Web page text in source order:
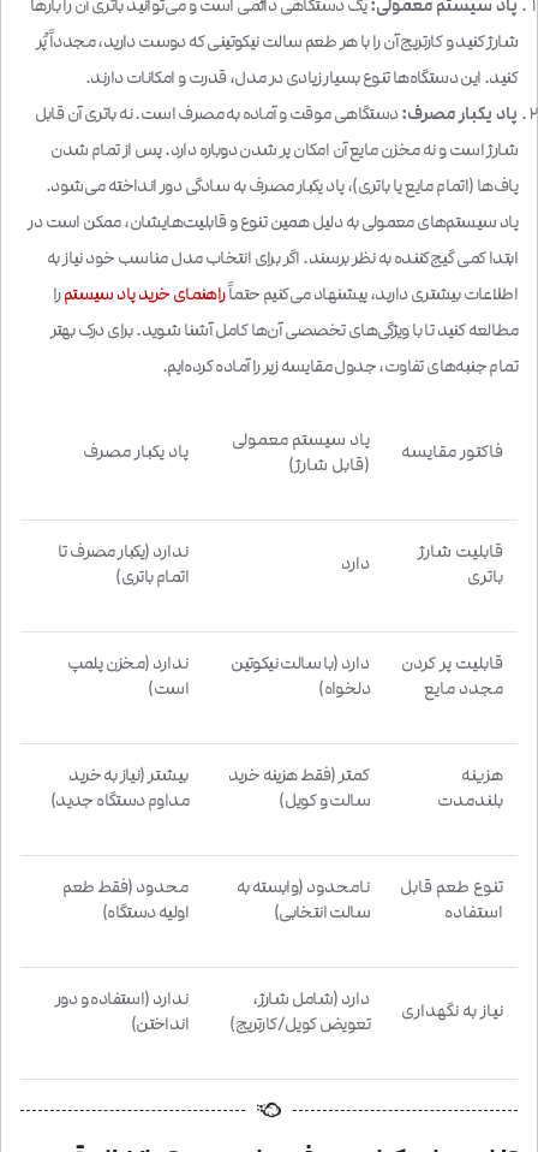
پاد سیستم معمولی:یک دستگاهی دائمی است و می‌توانید باتری آن را بارها
شارژ کنید و کارتریج آن را با هر طعم سالت نیکوتینی که دوست دارید، مجدداً پُر
کنید. این دستگاه‌ها تنوع بسیار زیادی در مدل، قدرت و امکانات دارند.
پاد یکبار مصرف:دستگاهی موقت و آماده به مصرف است. نه باتری آن قابل
شارژ است و نه مخزن مایع آن امکان پر شدن دوباره دارد. پس از تمام شدن
پاف‌ها (اتمام مایع یا باتری)، پاد یکبار مصرف به سادگی دور انداخته می‌شود.
پاد سیستم‌های معمولی به دلیل همین تنوع و قابلیت‌هایشان، ممکن است در
ابتدا کمی گیج‌کننده به نظر برسند. اگر برای انتخاب مدل مناسب خود نیاز به
اطلاعات بیشتری دارید، پیشنهاد می‌کنیم حتماًراهنمای خرید پاد سیستمرا
مطالعه کنید تا با ویژگی‌های تخصصی آن‌ها کامل آشنا شوید. برای درک بهتر
تمام جنبه‌های تفاوت، جدول مقایسه زیر را آماده کرده‌ایم.
فاکتور مقایسه
پاد سیستم معمولی
(قابل شارژ)
پاد یکبار مصرف
قابلیت شارژ
باتری
دارد ندارد(یکبار مصرف تا
اتمام باتری)
قابلیت پر کردن
مجدد مایع
دارد(با سالت نیکوتین
دلخواه)
ندارد(مخزن پلمپ
است)
هزینه
بلندمدت
کمتر(فقط هزینه خرید
سالت و کویل)
بیشتر(نیاز به خرید
مداوم دستگاه جدید)
تنوع طعم قابل
استفاده
نامحدود(وابسته به
سالت انتخابی)
محدود(فقط طعم
اولیه دستگاه)
نیاز به نگهداری دارد(شامل شارژ،
تعویض کویل/کارتریج)
ندارد(استفاده و دور
انداختن)